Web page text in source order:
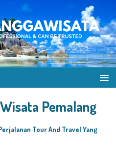
Pemalang
Tour And Travel Yang